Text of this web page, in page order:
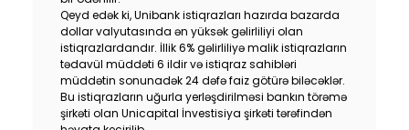
Dayanıqlılıq
Keşbek
Qeyd edək ki, Unibank istiqrazları hazırda bazarda
dollar valyutasında ən yüksək gəlirliliyi olan
istiqrazlardandır. İllik 6% gəlirliliyə malik istiqrazların
tədavül müddəti 6 ildir və istiqraz sahibləri
müddətin sonunadək 24 dəfə faiz götürə biləcəklər.
Bu istiqrazların uğurla yerləşdirilməsi bankın törəmə
şirkəti olan Unicapital İnvestisiya şirkəti tərəfindən